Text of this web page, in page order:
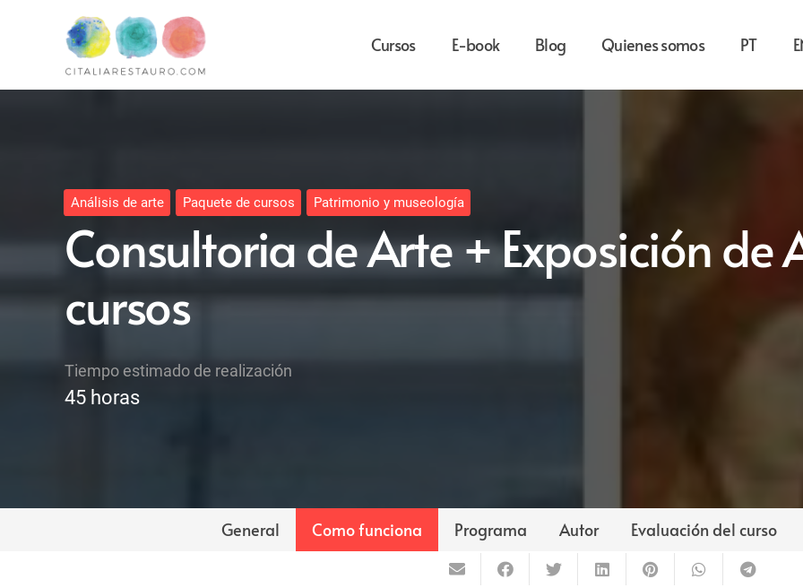
Cursos E-book Blog Quienes somos PT
Análisis de arte Paquete de cursos Patrimonio y museología
Consultoria de Arte + Exposición
cursos
Tiempo estimado de realización
45 horas
General Como funciona Programa Autor Evaluación del curso